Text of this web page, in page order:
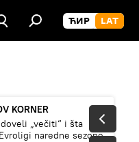
KORNER
„večiti“ i šta
naredne sezone